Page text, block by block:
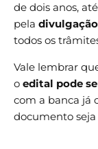
de dois anos,
pela
todos os
Vale lembrar
o edital pode
com a banca já
documento